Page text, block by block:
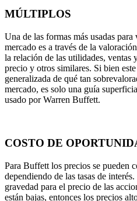
MÚLTIPLOS
Una de las formas más usadas
mercado es a través de la
la relación de las utilidades, ventas
precio y otros similares. Si bien
generalizada de qué tan
mercado, es solo una guía
usado por Warren Buffett.
COSTO DE
Para Buffett los precios se pueden
dependiendo de las tasas de
gravedad para el precio de las
están bajas, entonces los precios